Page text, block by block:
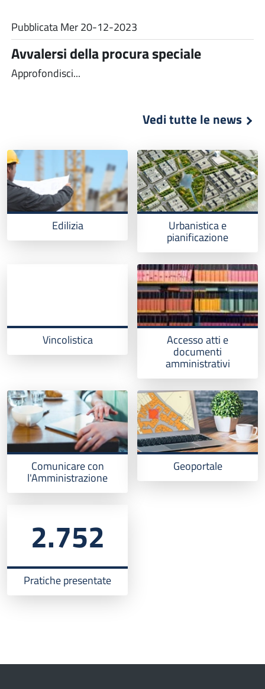
PubblicataMer 20-12-2023
Avvalersi della procura speciale
Approfondisci...
Vedi tutte le news
Edilizia Urbanistica e
pianificazione
Vincolistica Accesso atti e
documenti
amministrativi
Comunicare con
l'Amministrazione
Geoportale
2.752
Pratiche presentate